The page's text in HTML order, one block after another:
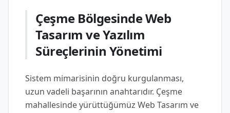
Çeşme Bölgesinde Web
Tasarım ve Yazılım
Süreçlerinin Yönetimi
Sistem mimarisinin doğru kurgulanması,
uzun vadeli başarının anahtarıdır. Çeşme
mahallesinde yürüttüğümüz Web Tasarım ve